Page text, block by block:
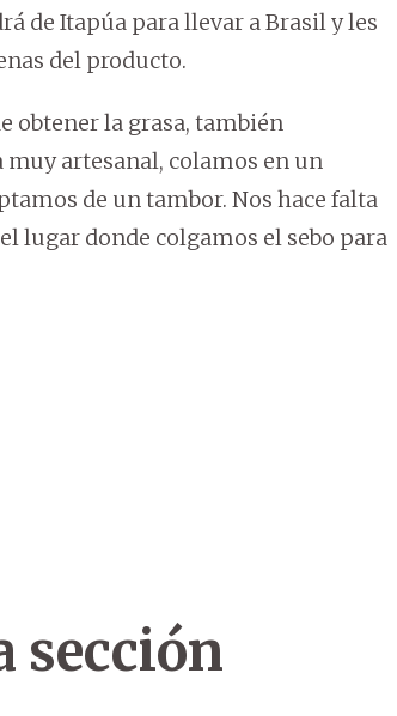
de Itapúa para llevar a Brasil y les
del producto.
obtener la grasa, también
artesanal, colamos en un
de un tambor. Nos hace falta
lugar donde colgamos el sebo para
sección